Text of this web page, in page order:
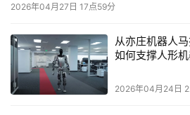
2026年04月27日 17点59分
从亦庄机器人
如何支撑人形
2026年04月24日